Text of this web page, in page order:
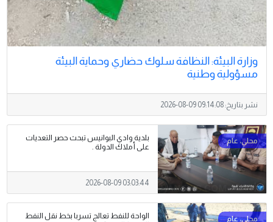
وزارة البيئة: النظافة سلوك حضاري وحماية البيئة
مسؤولية وطنية
نشر بتاريخ:2026-08-09 09:14:08
بلدية وادي البوانيس تبحث حصر التعديات
على أملاك الدولة .
2026-08-09 03:03:44
الواحة للنفط تعالج تسربا بخط نقل النفط